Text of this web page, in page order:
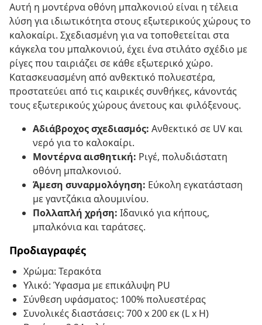
Αυτή η μοντέρνα οθόνη μπαλκονιού είναι η τέλεια
λύση για ιδιωτικότητα στους εξωτερικούς χώρους το
καλοκαίρι. Σχεδιασμένη για να τοποθετείται στα
κάγκελα του μπαλκονιού, έχει ένα στιλάτο σχέδιο με
ρίγες που ταιριάζει σε κάθε εξωτερικό χώρο.
Κατασκευασμένη από ανθεκτικό πολυεστέρα,
προστατεύει από τις καιρικές συνθήκες, κάνοντάς
τους εξωτερικούς χώρους άνετους και φιλόξενους.
Αδιάβροχος σχεδιασμός: Ανθεκτικό σε UV και
νερό για το καλοκαίρι.
Μοντέρνα αισθητική: Ριγέ, πολυδιάστατη
οθόνη μπαλκονιού.
Άμεση συναρμολόγηση: Εύκολη εγκατάσταση
με γαντζάκια αλουμινίου.
Πολλαπλή χρήση: Ιδανικό για κήπους,
μπαλκόνια και ταράτσες.
Προδιαγραφές
Χρώμα: Τερακότα
Υλικό: Ύφασμα με επικάλυψη PU
Σύνθεση υφάσματος: 100% πολυεστέρας
Συνολικές διαστάσεις: 700 x 200 εκ (L x H)